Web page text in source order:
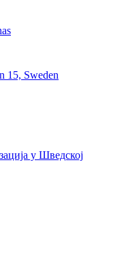
15, Sweden
у Шведској